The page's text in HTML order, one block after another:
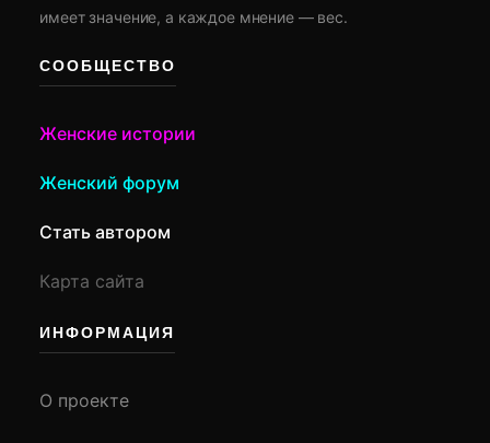
имеет значение, а каждое мнение — вес.
СООБЩЕСТВО
Женские истории
Женский форум
Стать автором
Карта сайта
ИНФОРМАЦИЯ
О проекте